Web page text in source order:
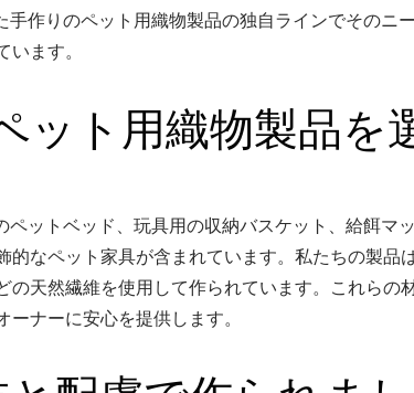
作りのペット用織物製品の独自ラインでそのニ
います。
ット用織物製品を
ットベッド、玩具用の収納バスケット、給餌マ
なペット家具が含まれています。私たちの製品
天然繊維を使用して作られています。これらの
ナーに安心を提供します。